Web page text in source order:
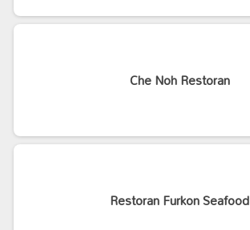
Che Noh Restoran
Restoran Furkon Seafood